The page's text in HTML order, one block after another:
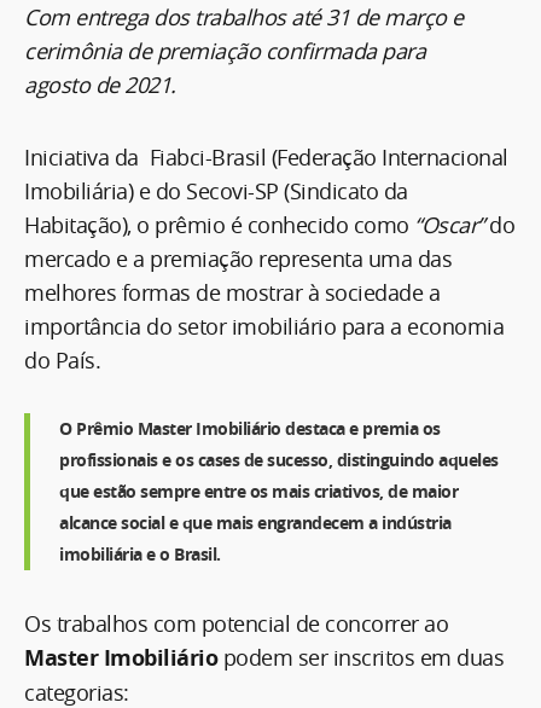
Com entrega dos trabalhos até 31 de março e
cerimônia de premiação confirmada para
agosto de 2021.
Iniciativa da Fiabci-Brasil (Federação Internacional
Imobiliária) e do Secovi-SP (Sindicato da
Habitação), o prêmio é conhecido como “Oscar”do
mercado e a premiação representa uma das
melhores formas de mostrar à sociedade a
importância do setor imobiliário para a economia
do País.
O Prêmio Master Imobiliário destaca e premia os
profissionais e os cases de sucesso, distinguindo aqueles
que estão sempre entre os mais criativos, de maior
alcance social e que mais engrandecem a indústria
imobiliária e o Brasil.
Os trabalhos com potencial de concorrer ao
Master Imobiliáriopodem ser inscritos em duas
categorias: